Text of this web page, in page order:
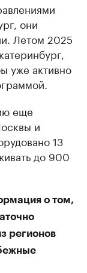
они
Летом 2025
уже активно
еще
и
13
до 900
о том,
регионов